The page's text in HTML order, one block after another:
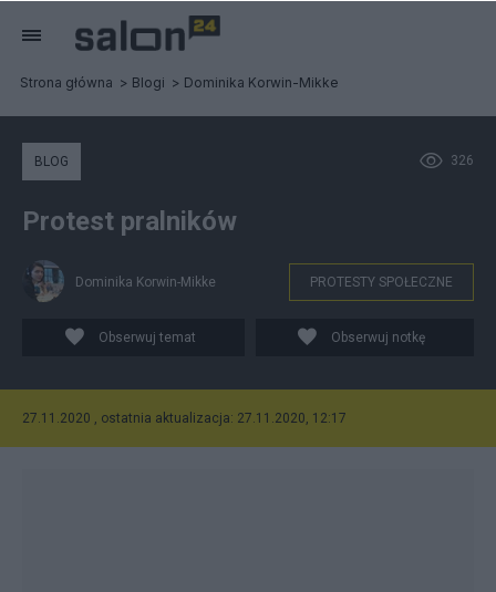
Strona główna Blogi Dominika Korwin-Mikke
326
BLOG
Protest pralników
Dominika Korwin-Mikke PROTESTY SPOŁECZNE
Obserwuj temat Obserwuj notkę
27.11.2020 , ostatnia aktualizacja: 27.11.2020, 12:17